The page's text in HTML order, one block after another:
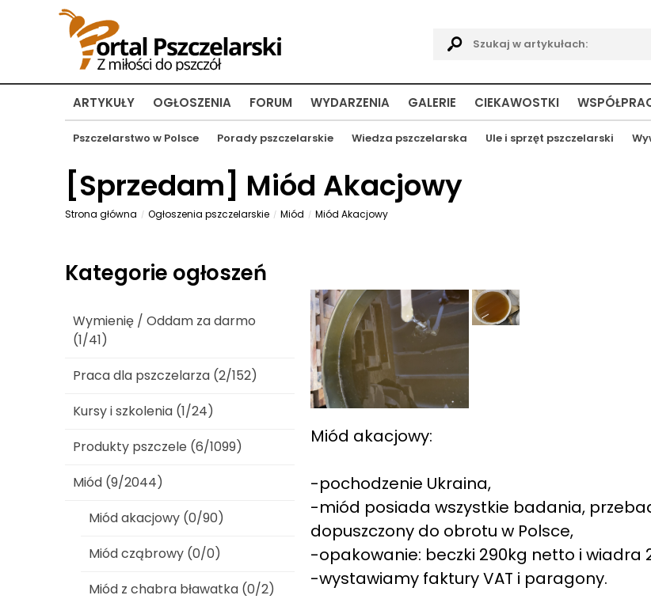
ARTYKUŁY
Pszczelarstwo w Polsce Porady pszczelarskie Wiedza pszczelarska Ule i sprzęt pszczelarski
OGŁOSZENIA FORUM WYDARZENIA GALERIE CIEKAWOSTKI
[Sprzedam] Miód Akacjowy
Strona główna Ogłoszenia pszczelarskie Miód Miód Akacjowy
Miód akacjowy:
-pochodzenie Ukraina,
-miód posiada wszystkie badania,
dopuszczony do obrotu w Polsce,
-opakowanie: beczki 290kg netto i wiadra
-wystawiamy faktury VAT i paragony.
Kategorie ogłoszeń
Wymienię / Oddam za darmo
(1/41)
Praca dla pszczelarza (2/152)
Kursy i szkolenia (1/24)
Produkty pszczele (6/1099)
Miód (9/2044)
Miód akacjowy (0/90)
Miód cząbrowy (0/0)
Miód z chabra bławatka (0/2)